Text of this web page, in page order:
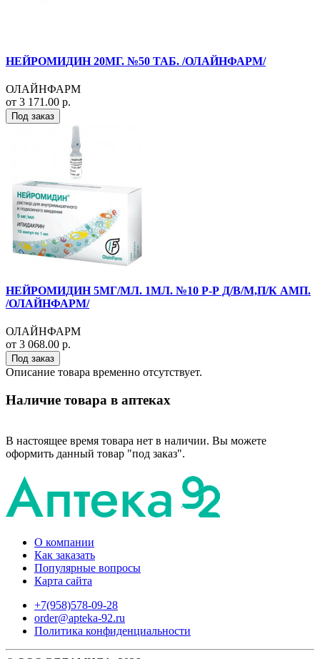
НЕЙРОМИДИН 20МГ. №50 ТАБ. /ОЛАЙНФАРМ/
ОЛАЙНФАРМ
от 3 171.00 р.
Под заказ
НЕЙРОМИДИН 5МГ/МЛ. 1МЛ. №10 Р-Р Д/В/М,П/К АМП.
/ОЛАЙНФАРМ/
ОЛАЙНФАРМ
от 3 068.00 р.
Под заказ
Описание товара временно отсутствует.
Наличие товара в аптеках
В настоящее время товара нет в наличии. Вы можете
оформить данный товар "под заказ".
О компании
Как заказать
Популярные вопросы
Карта сайта
+7(958)578-09-28
order@apteka-92.ru
Политика конфиденциальности